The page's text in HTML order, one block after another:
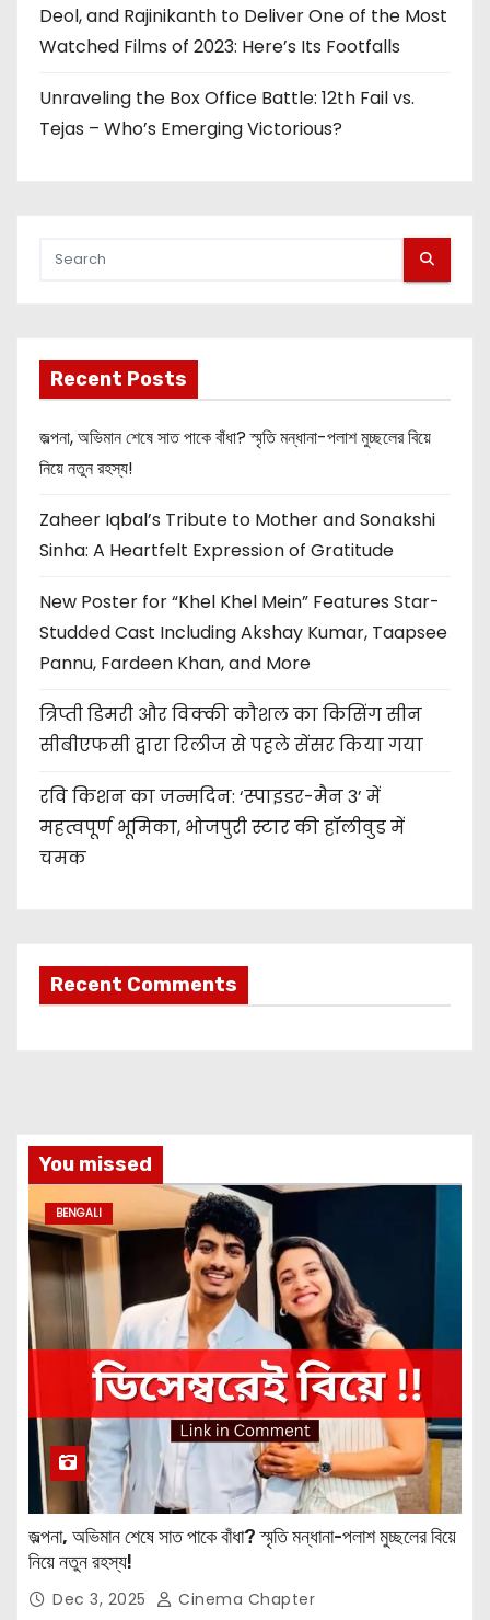
Deol, and Rajinikanth to Deliver One of the Most
Watched Films of 2023: Here’s Its Footfalls
Unraveling the Box Office Battle: 12th Fail vs.
Tejas – Who’s Emerging Victorious?
Recent Posts
জল্পনা, অভিমান শেষে সাত পাকে বাঁধা? স্মৃতি মন্ধানা-পলাশ মুচ্ছলের বিয়ে
নিয়ে নতুন রহস্য!
Zaheer Iqbal’s Tribute to Mother and Sonakshi
Sinha: A Heartfelt Expression of Gratitude
New Poster for “Khel Khel Mein” Features Star-
Studded Cast Including Akshay Kumar, Taapsee
Pannu, Fardeen Khan, and More
त्रिप्ती डिमरी और विक्की कौशल का किसिंग सीन
सीबीएफसी द्वारा रिलीज से पहले सेंसर किया गया
रवि किशन का जन्मदिन: ‘स्पाइडर-मैन 3’ में
महत्वपूर्ण भूमिका, भोजपुरी स्टार की हॉलीवुड में
चमक
Recent Comments
You missed
BENGALI
জল্পনা, অভিমান শেষে সাত পাকে বাঁধা? স্মৃতি মন্ধানা-পলাশ মুচ্ছলের বিয়ে
নিয়ে নতুন রহস্য!
Dec 3, 2025 Cinema Chapter